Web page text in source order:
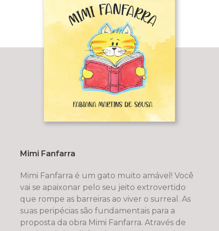
Mimi Fanfarra
Mimi Fanfarra é um gato muito amável! Você
vai se apaixonar pelo seu jeito extrovertido
que rompe as barreiras ao viver o surreal. As
suas peripécias são fundamentais para a
proposta da obra Mimi Fanfarra. Através de